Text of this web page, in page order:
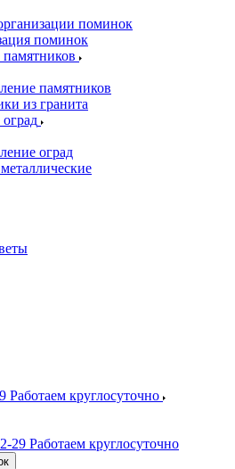
поминок
поминок
памятников
из гранита
оград
Работаем круглосуточно
29 Работаем круглосуточно